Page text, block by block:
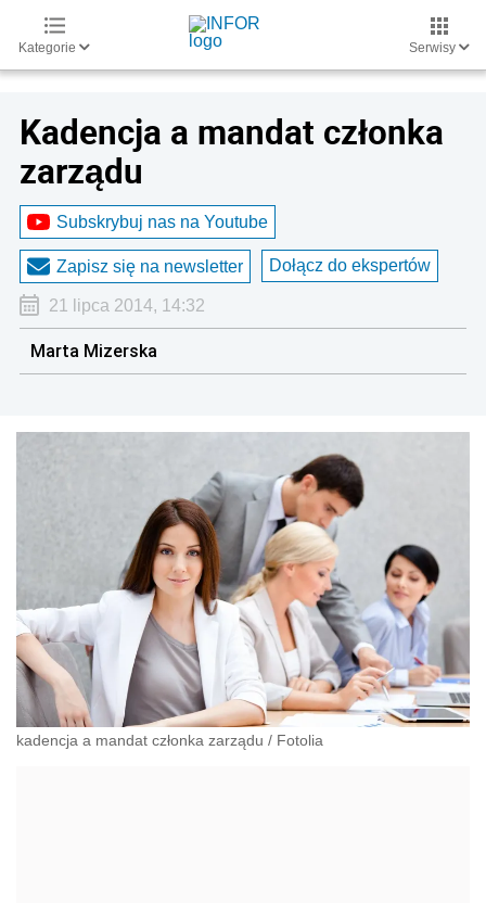
Kategorie Serwisy
Kadencja a mandat członka
zarządu
Subskrybuj nas na Youtube
Zapisz się na newsletter Dołącz do ekspertów
21 lipca 2014, 14:32
Marta Mizerska
kadencja a mandat członka zarządu / Fotolia